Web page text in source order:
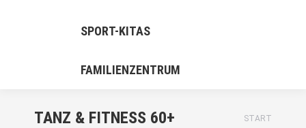
SPORT-KITAS
FAMILIENZENTRUM
TANZ & FITNESS 60+
Sie befinden sich hier:
START